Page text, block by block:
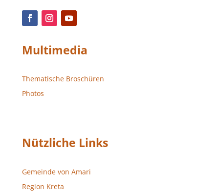
Multimedia
Thematische Broschüren
Photos
Nützliche Links
Gemeinde von Amari
Region Kreta